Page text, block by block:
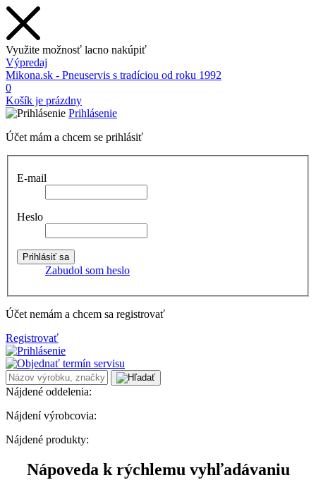
Využite možnosť lacno nakúpiť
Výpredaj
Mikona.sk - Pneuservis s tradíciou od roku 1992
0
Košík je prázdny
Prihlásenie
Účet mám a chcem se prihlásiť
E-mail
Heslo
Zabudol som heslo
Účet nemám a chcem sa registrovať
Registrovať
Nájdené oddelenia:
Nájdení výrobcovia:
Nájdené produkty:
Nápoveda k rýchlemu vyhľadávaniu